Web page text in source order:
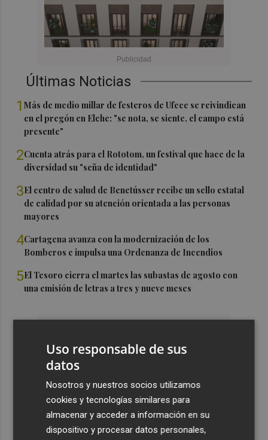
Últimas Noticias
1Más de medio millar de festeros de Ufece se reivindican
en el pregón en Elche: "se nota, se siente, el campo está
presente"
2Cuenta atrás para el Rototom, un festival que hace de la
diversidad su "seña de identidad"
3El centro de salud de Benetússer recibe un sello estatal
de calidad por su atención orientada a las personas
mayores
4Cartagena avanza con la modernización de los
Bomberos e impulsa una Ordenanza de Incendios
5El Tesoro cierra el martes las subastas de agosto con
una emisión de letras a tres y nueve meses
Uso responsable de sus
datos
Nosotros y nuestros socios utilizamos
cookies y tecnologías similares para
almacenar y acceder a información en su
dispositivo y procesar datos personales,